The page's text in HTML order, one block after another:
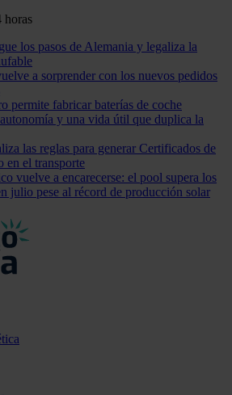
horas
los pasos de Alemania y legaliza la
a sorprender con los nuevos pedidos
permite fabricar baterías de coche
y una vida útil que duplica la
las reglas para generar Certificados de
en el transporte
vuelve a encarecerse: el pool supera los
julio pese al récord de producción solar